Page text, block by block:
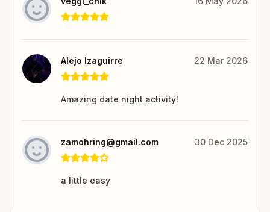
Alejo Izaguirre 22 Mar 2026
Amazing date night activity!
zamohring@gmail.com 30 Dec 2025
a little easy